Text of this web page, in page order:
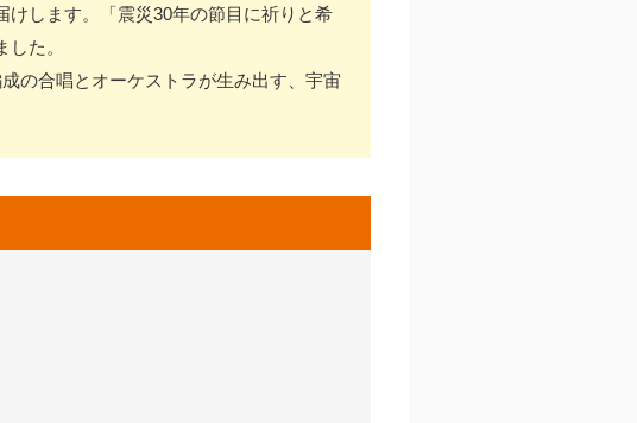
します。「震災30年の節目に祈りと希
た。
の合唱とオーケストラが生み出す、宇宙